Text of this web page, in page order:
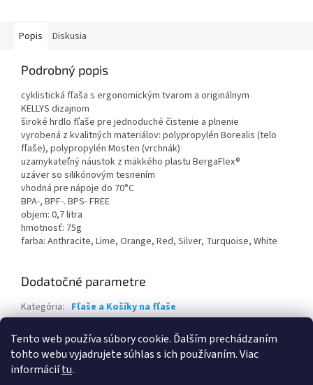
Tento web používa súbory cookie. Ďalším prechádzaním
tohto webu vyjadrujete súhlas s ich používaním. Viac
informáciítu.
Popis Diskusia
Podrobný popis
cyklistická fľaša s ergonomickým tvarom a originálnym
KELLYS dizajnom
široké hrdlo fľaše pre jednoduché čistenie a plnenie
vyrobená z kvalitných materiálov: polypropylén Borealis (telo
fľaše), polypropylén Mosten (vrchnák)
uzamykateľný náustok z mäkkého plastu BergaFlex®
uzáver so silikónovým tesnením
vhodná pre nápoje do 70°C
BPA-, BPF-. BPS- FREE
objem: 0,7 litra
hmotnosť: 75g
farba: Anthracite, Lime, Orange, Red, Silver, Turquoise, White
Dodatočné parametre
Kategória: Fľaše a Košíky na fľaše
EAN: 8585053818083